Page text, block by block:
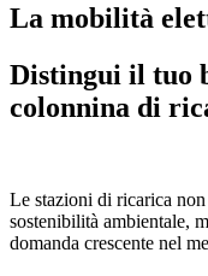
La mobilità
Distingui il tuo
colonnina di
Le stazioni di ricarica non
sostenibilità ambientale,
domanda crescente nel